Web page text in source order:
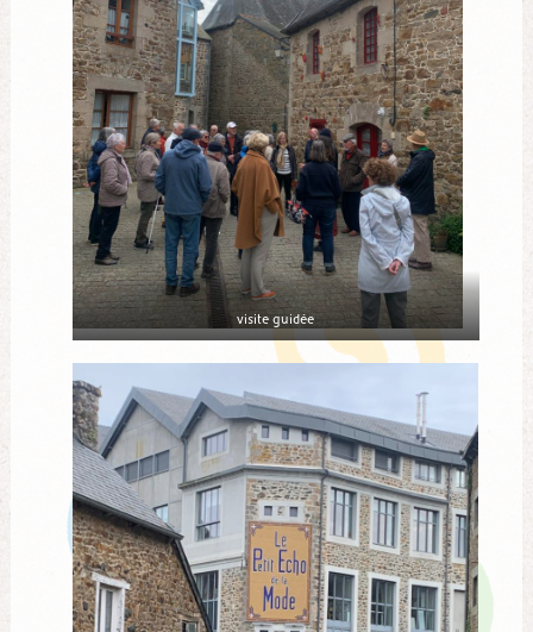
visite guidée